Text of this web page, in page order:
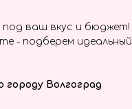
ваш вкус и бюджет!
- подберем идеальный
Волгоград